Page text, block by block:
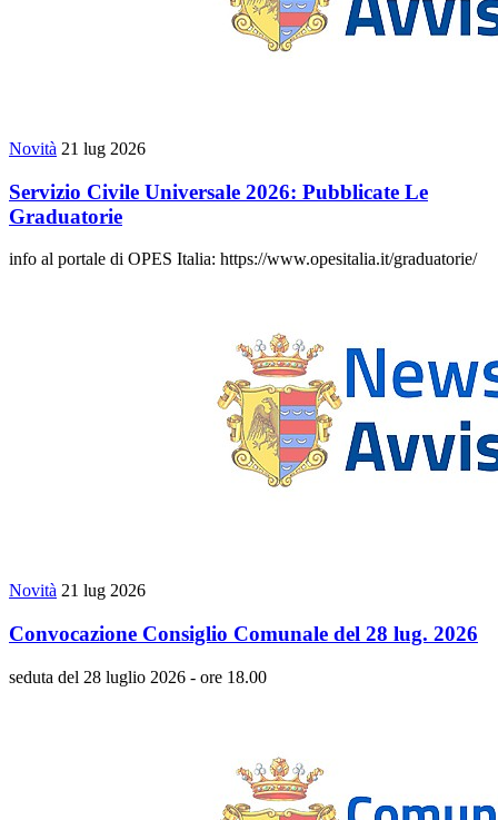
Novità 21 lug 2026
Servizio Civile Universale 2026: Pubblicate Le
Graduatorie
info al portale di OPES Italia: https://www.opesitalia.it/graduatorie/
Novità 21 lug 2026
Convocazione Consiglio Comunale del 28 lug. 2026
seduta del 28 luglio 2026 - ore 18.00